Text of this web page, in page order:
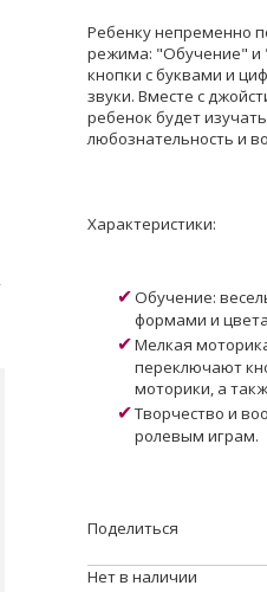
Ребенку непременно
режима: "Обучение" и
кнопки с буквами и
звуки. Вместе с
ребенок будет
любознательность и
Характеристики:
Обучение:
формами и
Мелкая
переключают
моторики, а
Творчество и
ролевым играм.
Поделиться
Нет в наличии